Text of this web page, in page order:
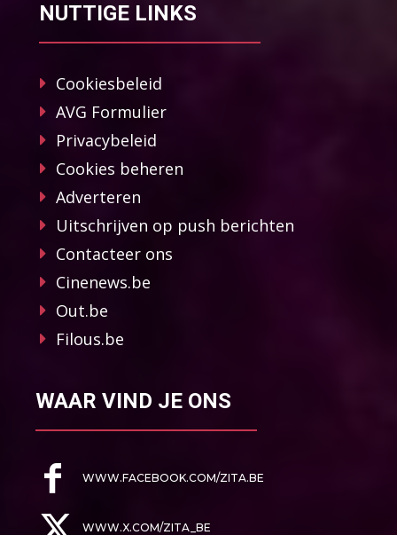
NUTTIGE LINKS
Cookiesbeleid
AVG Formulier
Privacybeleid
Cookies beheren
Adverteren
Uitschrijven op push berichten
Contacteer ons
Cinenews.be
Out.be
Filous.be
WAAR VIND JE ONS
WWW.FACEBOOK.COM/ZITA.BE
WWW.X.COM/ZITA_BE